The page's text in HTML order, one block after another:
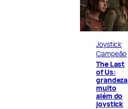
Joystick
Campeão
The Last
of Us:
grandeza
muito
além do
joystick